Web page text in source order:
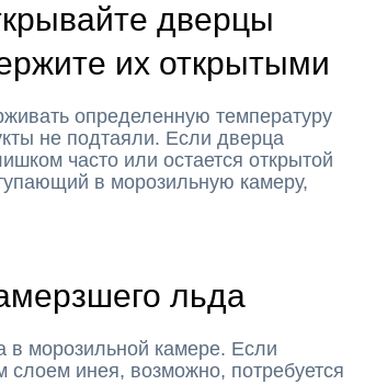
дверцы
их открытыми
определенную температуру
не подтаяли. Если дверца
часто или остается открытой
в морозильную камеру,
льда
в морозильной камере. Если
инея, возможно, потребуется